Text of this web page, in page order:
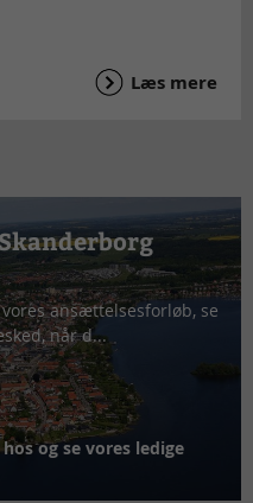
Læs mere
ansættelsesforløb, se
når d...
og se vores ledige